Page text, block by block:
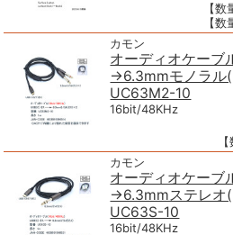
【
【
カモン
オーディオケーブ
→6.3mmモノラル
UC63M2-10
16bit/48KHz
カモン
オーディオケーブ
→6.3mmステレオ
UC63S-10
16bit/48KHz